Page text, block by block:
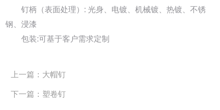
钉柄（表面处理）: 光身、电镀、机械镀、热镀、不锈
钢、浸漆
包装:可基于客户需求定制
上一篇：大帽钉
下一篇：塑卷钉